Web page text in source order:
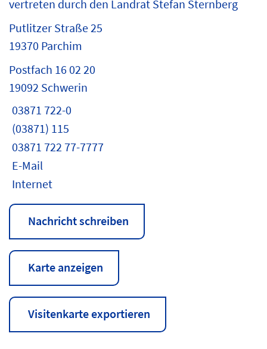
vertreten durch den Landrat Stefan Sternberg
Putlitzer Straße 25
19370 Parchim
Postfach 16 02 20
19092 Schwerin
03871 722-0
(03871) 115
03871 722 77-7777
E-Mail
Internet
Nachricht schreiben
Karte anzeigen
Visitenkarte exportieren